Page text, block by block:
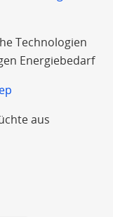
Technologien
Energiebedarf
aus